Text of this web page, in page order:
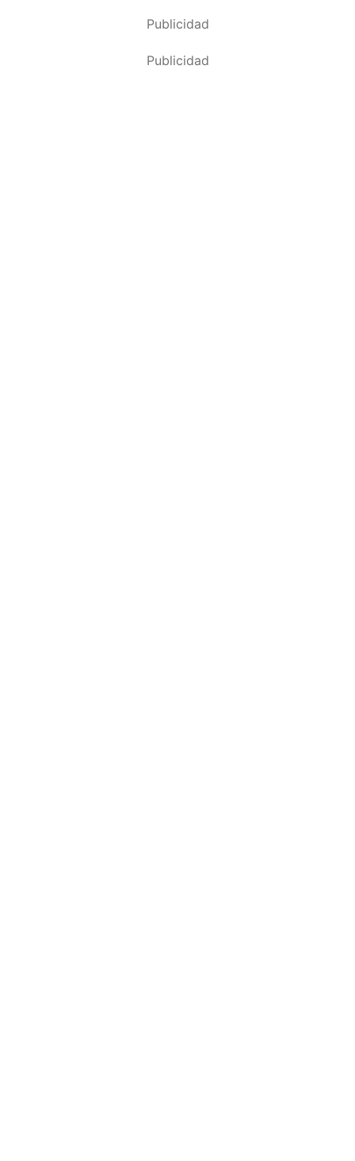
Publicidad
Publicidad